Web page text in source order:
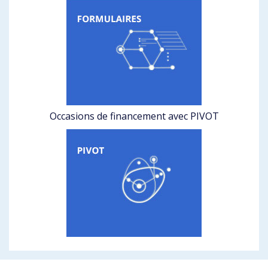
Occasions de financement avec PIVOT